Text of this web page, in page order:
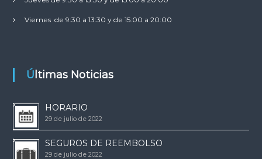
Viernes de 9:30 a 13:30 y de 15:00 a 20:00
Últimas Noticias
HORARIO
29 de julio de 2022
SEGUROS DE REEMBOLSO
29 de julio de 2022